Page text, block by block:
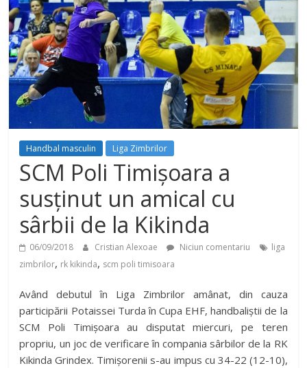
Handbal masculin Liga Zimbrilor
SCM Poli Timișoara a
susținut un amical cu
sârbii de la Kikinda
06/09/2018 Cristian Alexoae Niciun comentariu
liga
zimbrilor, rk kikinda, scm poli timisoara
Având debutul în Liga Zimbrilor amânat, din cauza
participării Potaissei Turda în Cupa EHF, handbaliștii de la
SCM Poli Timișoara au disputat miercuri, pe teren
propriu, un joc de verificare în compania sârbilor de la RK
Kikinda Grindex. Timișorenii s-au impus cu 34-22 (12-10),